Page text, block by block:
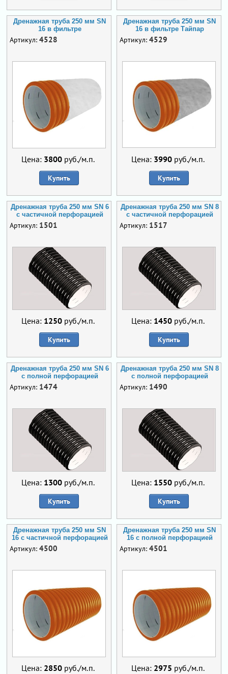
Дренажная труба 250 мм SN
16 в фильтре
Артикул: 4528
Цена: 3800руб./м.п.
Купить
Дренажная труба 250 мм SN
16 в фильтре Тайпар
Артикул: 4529
Цена: 3990руб./м.п.
Купить
Дренажная труба 250 мм SN 6
с частичной перфорацией
Артикул: 1501
Цена: 1250руб./м.п.
Купить
Дренажная труба 250 мм SN 8
с частичной перфорацией
Артикул: 1517
Цена: 1450руб./м.п.
Купить
Дренажная труба 250 мм SN 6
с полной перфорацией
Артикул: 1474
Цена: 1300руб./м.п.
Купить
Дренажная труба 250 мм SN 8
с полной перфорацией
Артикул: 1490
Цена: 1550руб./м.п.
Купить
Дренажная труба 250 мм SN
16 с частичной перфорацией
Артикул: 4500
Цена: 2850руб./м.п.
Дренажная труба 250 мм SN
16 с полной перфорацией
Артикул: 4501
Цена: 2975 руб./м.п.